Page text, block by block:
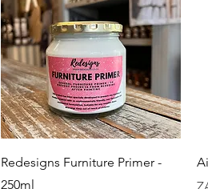
Snel overzicht
Redesigns Furniture Primer -
250ml